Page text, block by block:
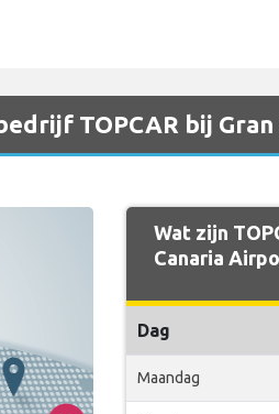
TOPCAR bij
Wat zijn
Canaria
Dag
Maandag